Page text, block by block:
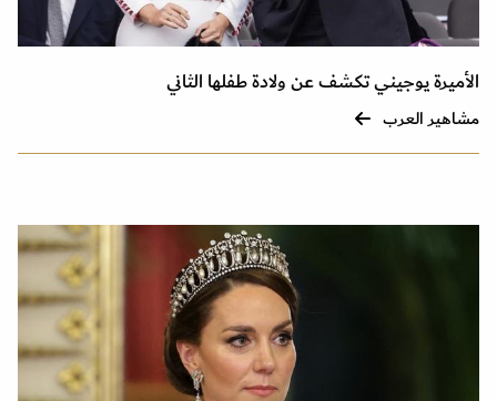
الأميرة يوجيني تكشف عن ولادة طفلها الثاني
مشاهير العرب